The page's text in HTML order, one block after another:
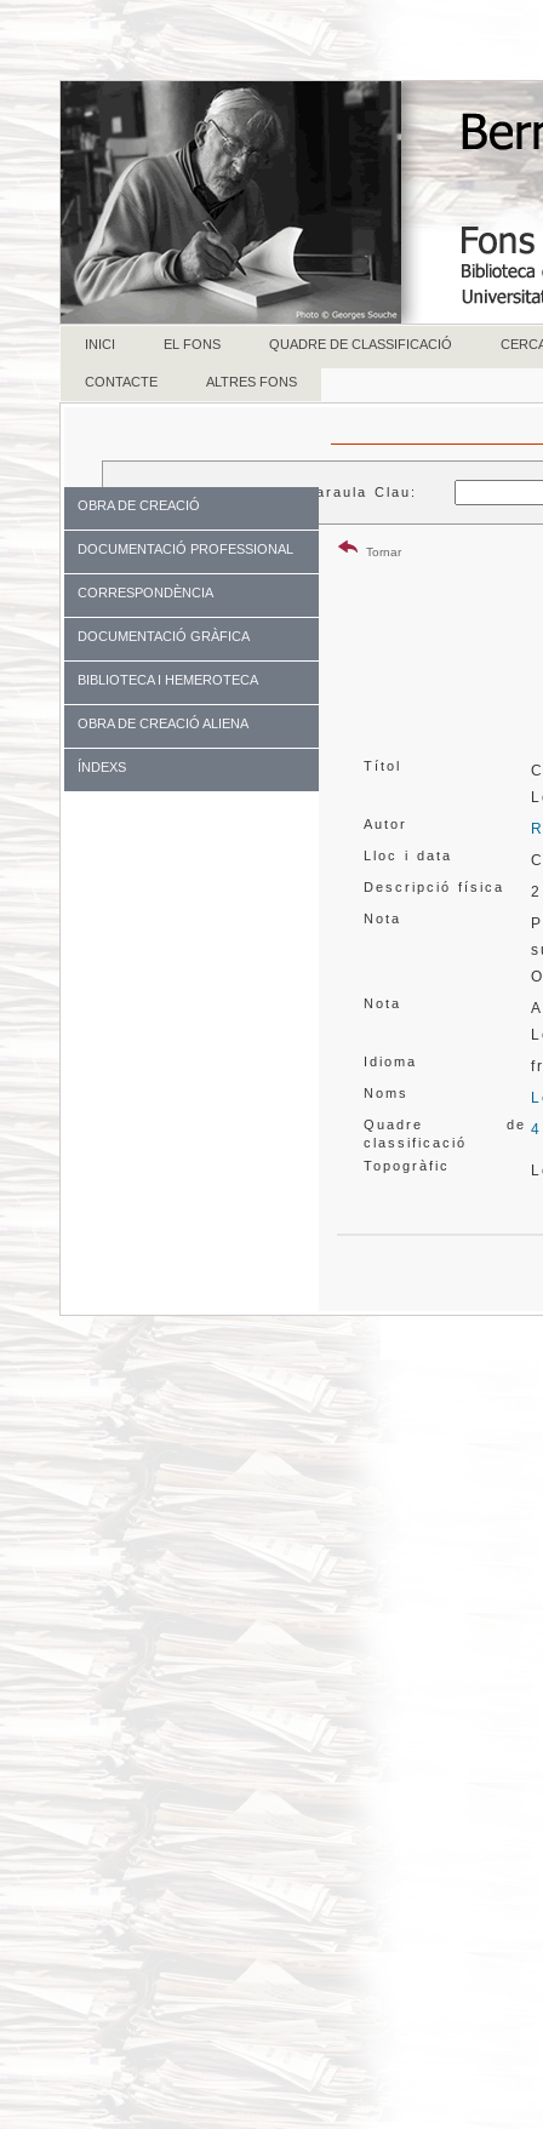
INICI EL FONS QUADRE DE CLASSIFICACIÓ
CONTACTE ALTRES FONS
OBRA DE CREACIÓ
DOCUMENTACIÓ PROFESSIONAL
CORRESPONDÈNCIA
DOCUMENTACIÓ GRÀFICA
BIBLIOTECA I HEMEROTECA
OBRA DE CREACIÓ ALIENA
ÍNDEXS
Paraula Clau:
Tornar
Títol
Autor
Lloc i data
Descripció física
Nota
Nota
Idioma
Noms
Quadre de
classificació
Topogràfic